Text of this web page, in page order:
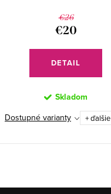
€26
€20
DETAIL
Skladom
Dostupné varianty
+ ďalšie